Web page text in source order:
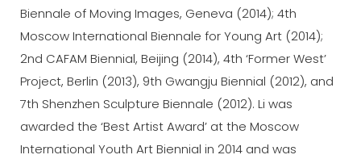
Biennale of Moving Images, Geneva (2014); 4th
Moscow International Biennale for Young Art (2014);
2nd CAFAM Biennial, Beijing (2014), 4th ‘Former West’
Project, Berlin (2013), 9th Gwangju Biennial (2012), and
7th Shenzhen Sculpture Biennale (2012). Li was
awarded the ‘Best Artist Award’ at the Moscow
International Youth Art Biennial in 2014 and was